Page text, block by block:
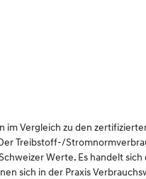
im Vergleich zu den
Treibstoff-/
Werte. Es handelt
sich in der Praxis